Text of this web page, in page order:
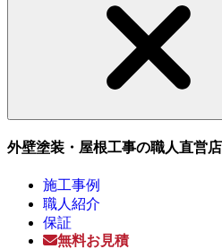
外壁塗装・屋根工事の職人直営
施工事例
職人紹介
保証
無料お見積